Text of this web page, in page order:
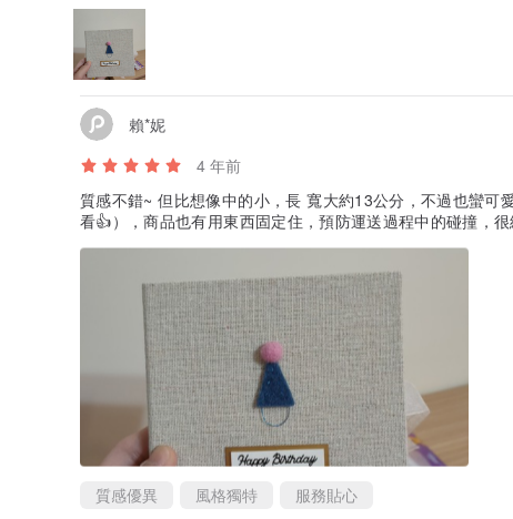
賴*妮
4 年前
質感不錯~ 但比想像中的小，長 寬大約13公分，不過也蠻可愛的！！ 賣家還有寫小卡片（字很可愛 好
看👍），商品也有用東西固定住，預防運送過程中的碰撞，
質感優異 風格獨特 服務貼心